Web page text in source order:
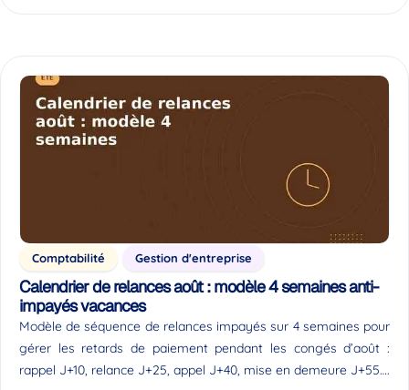
Comptabilité Gestion d'entreprise
Calendrier de relances août : modèle 4 semaines anti-
impayés vacances
Modèle de séquence de relances impayés sur 4 semaines pour
gérer les retards de paiement pendant les congés d’août :
rappel J+10, relance J+25, appel J+40, mise en demeure J+55….